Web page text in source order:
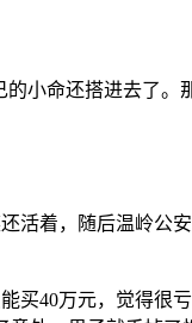
小命还搭进去了
着，随后温岭公
40万元，觉得